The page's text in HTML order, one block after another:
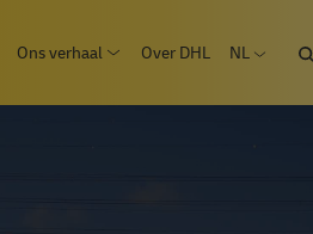
Ons verhaal Over DHL NL